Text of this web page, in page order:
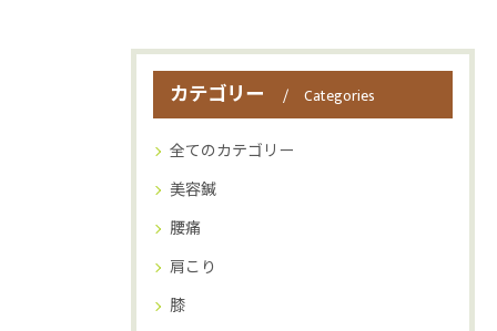
カテゴリー Categories
全てのカテゴリー
美容鍼
腰痛
肩こり
膝